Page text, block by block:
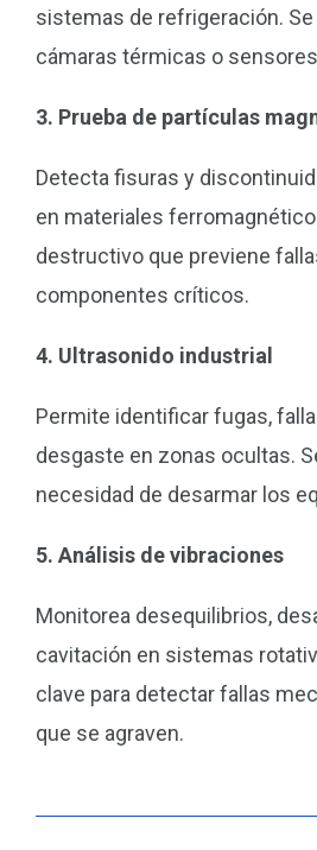
sistemas de refrigeración.
cámaras térmicas o
3. Prueba de partículas
Detecta fisuras y
en materiales
destructivo que previene
componentes críticos.
4. Ultrasonido industrial
Permite identificar fugas,
desgaste en zonas ocultas.
necesidad de desarmar los
5. Análisis de vibraciones
Monitorea desequilibrios,
cavitación en sistemas
clave para detectar fallas
que se agraven.